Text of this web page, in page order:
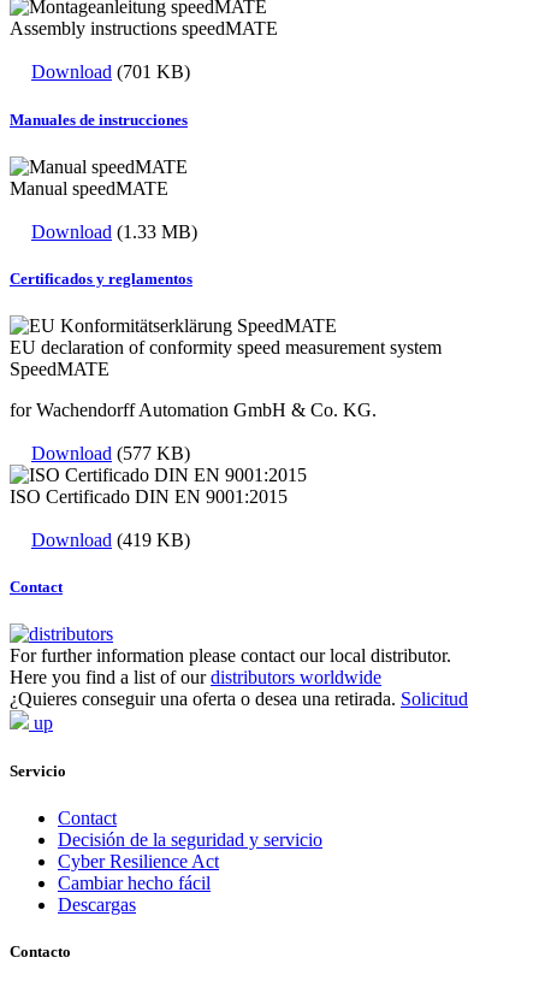
Assembly instructions speedMATE
Download (701 KB)
Manuales de instrucciones
Manual speedMATE
Download (1.33 MB)
Certificados y reglamentos
EU declaration of conformity speed measurement system
SpeedMATE
for Wachendorff Automation GmbH & Co. KG.
Download (577 KB)
ISO Certificado DIN EN 9001:2015
Download (419 KB)
Contact
For further information please contact our local distributor.
Here you find a list of ourdistributors worldwide
¿Quieres conseguir una oferta o desea una retirada. Solicitud
up
Servicio
Contact
Decisión de la seguridad y servicio
Cyber Resilience Act
Cambiar hecho fácil
Descargas
Contacto